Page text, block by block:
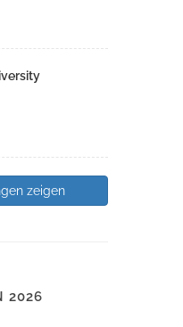
zeigen
2026